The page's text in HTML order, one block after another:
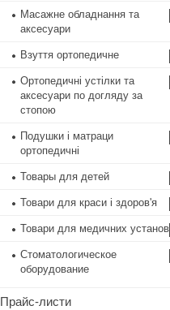
Масажне обладнання та
аксесуари
Взуття ортопедичне
Ортопедичні устілки та
аксесуари по догляду за
стопою
Подушки і матраци
ортопедичні
Товары для детей
Товари для краси і здоров'я
Товари для медичних установ
Стоматологическое
оборудование
Прайс-листи